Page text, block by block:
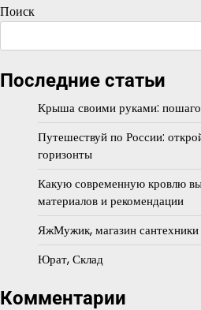
Поиск
Последние статьи
Крыша своими руками:
Путешествуй по России:
горизонты
Какую современную кровлю
материалов и рекомендации
ЯжМужик, магазин сантехники
Юрат, Склад
Комментарии